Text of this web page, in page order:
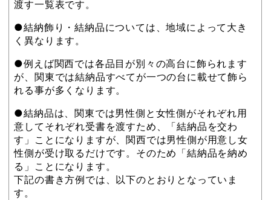
渡す一覧表です。
●結納飾り・結納品については、地域によって大き
く異なります。
●例えば関西では各品目が別々の高台に飾られます
が、関東では結納品すべてが一つの台に載せて飾ら
れる事が多くなります。
●結納品は、関東では男性側と女性側がそれぞれ用
意してそれぞれ受書を渡すため、「結納品を交わ
す」ことになりますが、関西では男性側が用意し女
性側が受け取るだけです。そのため「結納品を納め
る」ことになります。
下記の書き方例では、以下のとおりとなっていま
す。